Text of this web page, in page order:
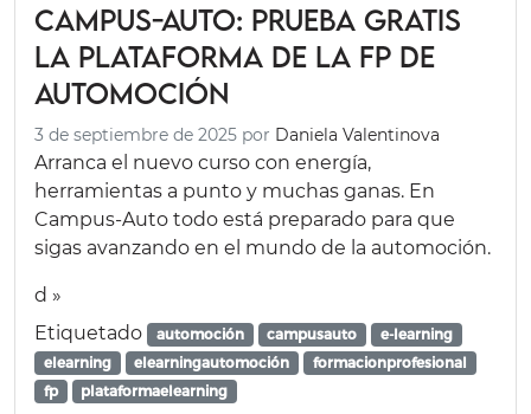
Campus-auto: prueba gratis
la plataforma de la FP de
automoción
3 de septiembre de 2025 por Daniela Valentinova
Arranca el nuevo curso con energía,
herramientas a punto y muchas ganas. En
Campus-Auto todo está preparado para que
sigas avanzando en el mundo de la automoción.
d »
Etiquetado
automoción campusauto
e-learning
elearning
elearningautomoción
formacionprofesional
fp
plataformaelearning